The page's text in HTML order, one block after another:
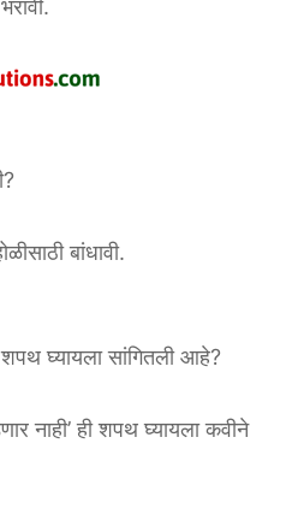
बांधावी.
शपथ घ्यायला सांगितली आहे?
नाही’ ही शपथ घ्यायला कवीने